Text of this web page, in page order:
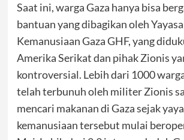
Saat ini, warga Gaza hanya bisa
bantuan yang dibagikan oleh
Kemanusiaan Gaza GHF, yang
Amerika Serikat dan pihak Zionis
kontroversial. Lebih dari 1000
telah terbunuh oleh militer Zionis
mencari makanan di Gaza sejak
kemanusiaan tersebut mulai